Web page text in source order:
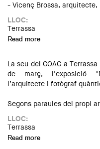
- Vicenç Brossa,
LLOC:
Terrassa
Read more
La seu del COAC a
de març, l'exposició
l’arquitecte i fotògraf
Segons paraules del propi
LLOC:
Terrassa
Read more